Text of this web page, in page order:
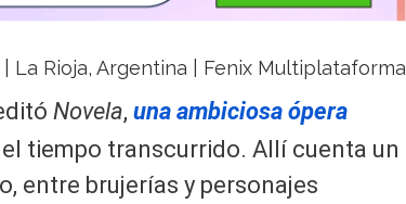
| La Rioja, Argentina | Fenix Multiplataforma
Novela, una ambiciosa ópera
tiempo transcurrido. Allí cuenta un
entre brujerías y personajes